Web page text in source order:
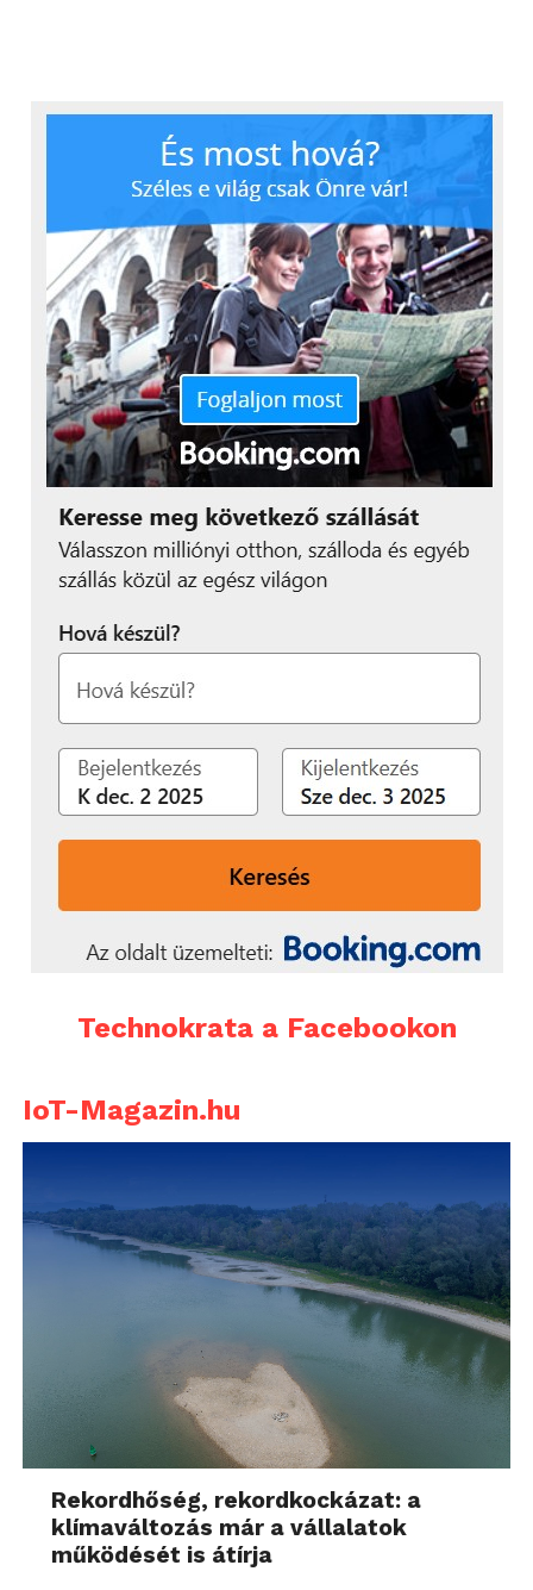
Technokrata a Facebookon
IoT-Magazin.hu
Rekordhőség, rekordkockázat: a
klímaváltozás már a vállalatok
működését is átírja